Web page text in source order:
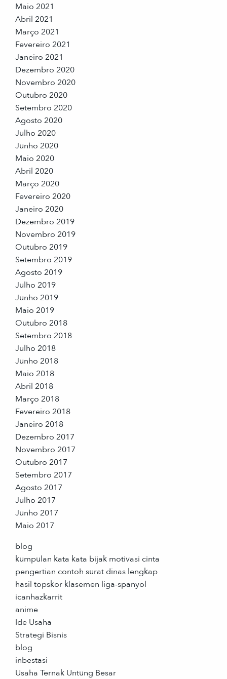
Maio 2021
Abril 2021
Março 2021
Fevereiro 2021
Janeiro 2021
Dezembro 2020
Novembro 2020
Outubro 2020
Setembro 2020
Agosto 2020
Julho 2020
Junho 2020
Maio 2020
Abril 2020
Março 2020
Fevereiro 2020
Janeiro 2020
Dezembro 2019
Novembro 2019
Outubro 2019
Setembro 2019
Agosto 2019
Julho 2019
Junho 2019
Maio 2019
Outubro 2018
Setembro 2018
Julho 2018
Junho 2018
Maio 2018
Abril 2018
Março 2018
Fevereiro 2018
Janeiro 2018
Dezembro 2017
Novembro 2017
Outubro 2017
Setembro 2017
Agosto 2017
Julho 2017
Junho 2017
Maio 2017
blog
kumpulan kata kata bijak motivasi cinta
pengertian contoh surat dinas lengkap
hasil topskor klasemen liga-spanyol
icanhazkarrit
anime
Ide Usaha
Strategi Bisnis
blog
inbestasi
Usaha Ternak Untung Besar